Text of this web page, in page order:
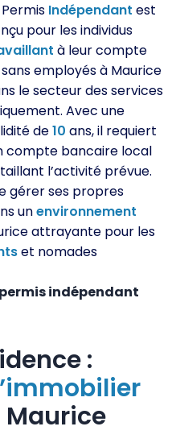
Permis Indépendant est
pour les individus
à leur compte
employés à Maurice
le secteur des services
Avec une
de10 ans, il requiert
compte bancaire local
l’activité prévue.
gérer ses propres
unenvironnement
attrayante pour les
et nomades
indépendant
:
Maurice